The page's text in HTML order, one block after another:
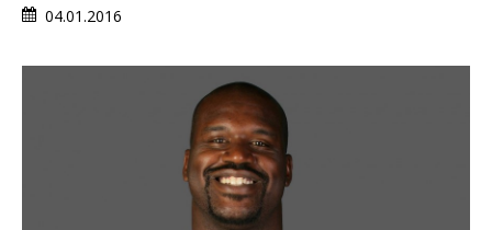
04.01.2016